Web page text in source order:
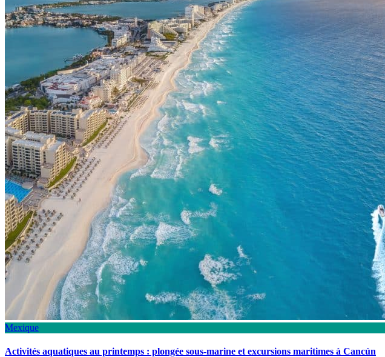
Mexique
Activités aquatiques au printemps : plongée sous-marine et excursions maritimes à Cancún